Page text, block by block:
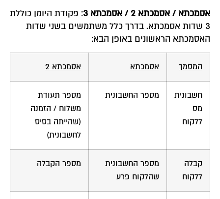
אסמכתא / אסמכתא 2 / אסמכתא 3
: פקודת היומן כוללת
3 שדות אסמכתא. בדרך כלל משתמשים בשני שדות
האסמכתא הראשונים באופן הבא:
המסמך אסמכתא אסמכתא 2
חשבונית
מס
ללקוח
מספר החשבונית
מספר תעודת
משלוח / הזמנה
(שהייתה בסיס
לחשבונית)
קבלה
ללקוח
מספר החשבונית
שהלקוח פרע
מספר הקבלה